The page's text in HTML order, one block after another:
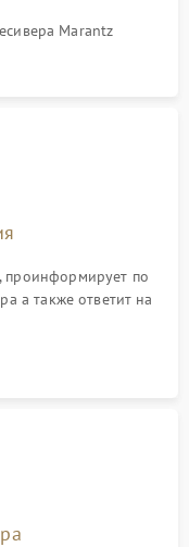
Marantz
проинформирует по
а также ответит на